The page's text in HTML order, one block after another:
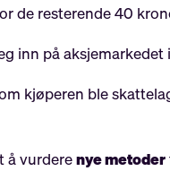
de resterende 40
inn på aksjemarkedet
kjøperen ble
å vurderenye metoder